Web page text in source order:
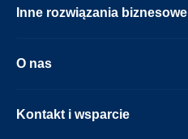
Inne rozwiązania biznesowe
O nas
Kontakt i wsparcie